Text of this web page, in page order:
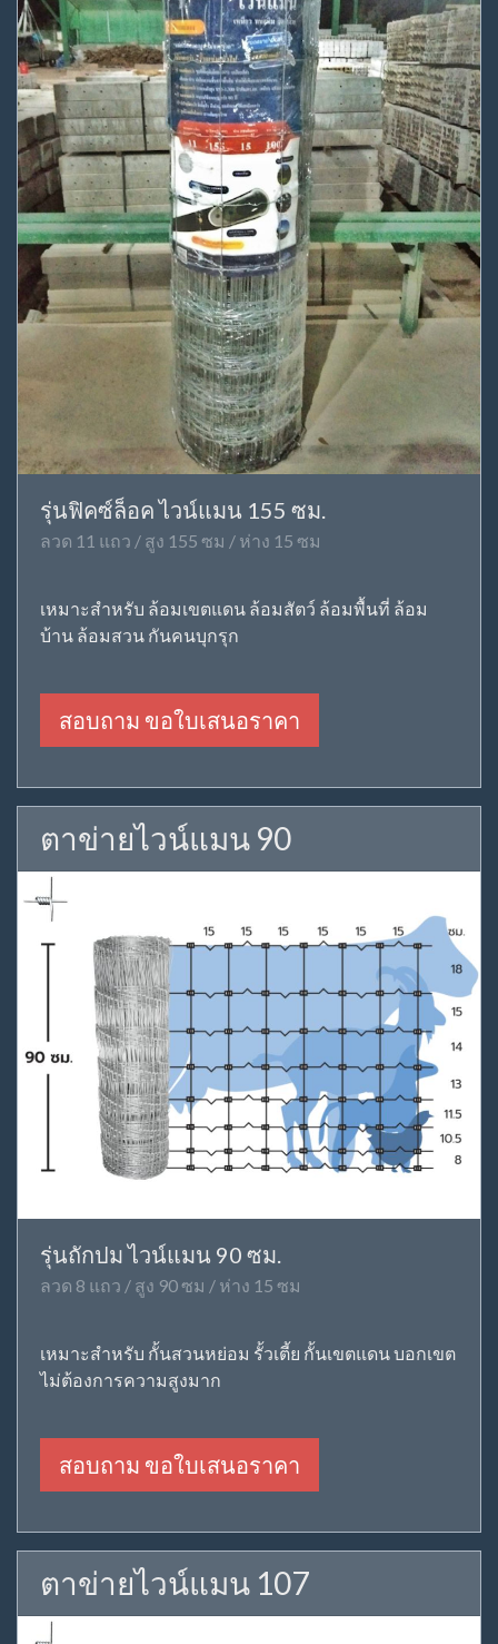
รุ่นฟิคซ์ล็อค ไวน์แมน 155 ซม.
ลวด 11 แถว / สูง 155 ซม / ห่าง 15 ซม
เหมาะสำหรับ ล้อมเขตแดน ล้อมสัตว์ ล้อมพื้นที่ ล้อม
บ้าน ล้อมสวน กันคนบุกรุก
สอบถาม ขอใบเสนอราคา
ตาข่ายไวน์แมน 90
รุ่นถักปม ไวน์แมน 90 ซม.
ลวด 8 แถว / สูง 90 ซม / ห่าง 15 ซม
เหมาะสำหรับ กั้นสวนหย่อม รั้วเตี้ย กั้นเขตแดน บอกเขต
ไม่ต้องการความสูงมาก
สอบถาม ขอใบเสนอราคา
ตาข่ายไวน์แมน 107